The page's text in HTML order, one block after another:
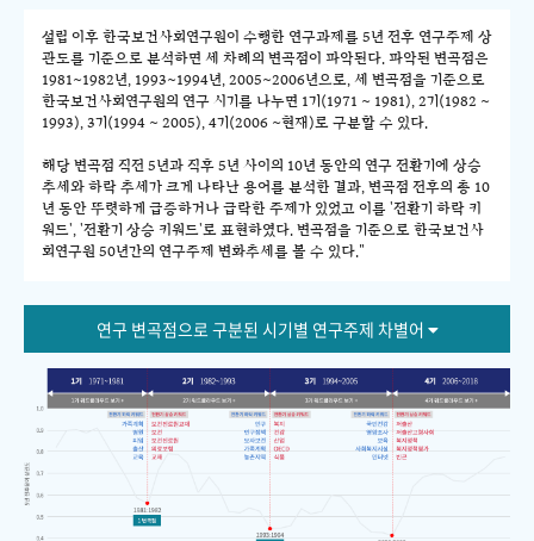
설립 이후 한국보건사회연구원이 수행한 연구과제를 5년 전후 연구주제 상
관도를 기준으로 분석하면 세 차례의 변곡점이 파악된다. 파악된 변곡점은
1981~1982년, 1993~1994년, 2005~2006년으로, 세 변곡점을 기준으로
한국보건사회연구원의 연구 시기를 나누면 1기(1971 ~ 1981), 2기(1982 ~
1993), 3기(1994 ~ 2005), 4기(2006 ~현재)로 구분할 수 있다.
해당 변곡점 직전 5년과 직후 5년 사이의 10년 동안의 연구 전환기에 상승
추세와 하락 추세가 크게 나타난 용어를 분석한 결과, 변곡점 전후의 총 10
년 동안 뚜렷하게 급증하거나 급락한 주제가 있었고 이를 '전환기 하락 키
워드', '전환기 상승 키워드'로 표현하였다. 변곡점을 기준으로 한국보건사
회연구원 50년간의 연구주제 변화추세를 볼 수 있다."
연구 변곡점으로 구분된 시기별 연구주제 차별어